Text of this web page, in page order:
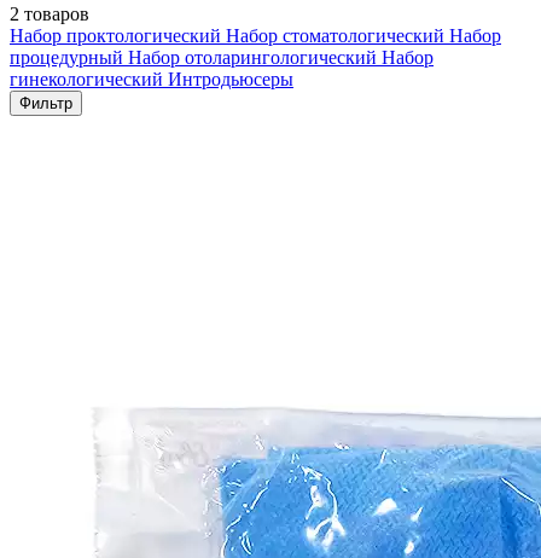
2 товаров
Набор проктологический Набор стоматологический Набор
процедурный Набор отоларингологический Набор
гинекологический Интродьюсеры
Фильтр